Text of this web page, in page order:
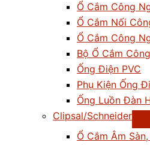
Ổ Cắm Công
Ổ Cắm Nối
Ổ Cắm Công
Bộ Ổ Cắm
Ống Điện PVC
Phụ Kiện Ống
Ống Luồn Đàn
Clipsal/Schneider
Ổ Cắm Âm